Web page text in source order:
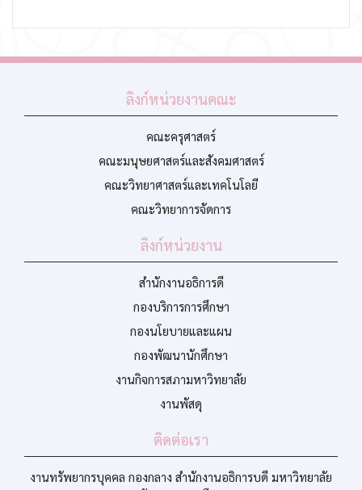
ลิงก์หน่วยงานคณะ
คณะครุศาสตร์
คณะมนุษยศาสตร์และสังคมศาสตร์
คณะวิทยาศาสตร์และเทคโนโลยี
คณะวิทยาการจัดการ
ลิงก์หน่วยงาน
สำนักงานอธิการดี
กองบริการการศึกษา
กองนโยบายและแผน
กองพัฒนานักศึกษา
งานกิจการสภามหาวิทยาลัย
งานพัสดุ
ติดต่อเรา
งานทรัพยากรบุคคล กองกลาง สำนักงานอธิการบดี มหาวิทยาลัย